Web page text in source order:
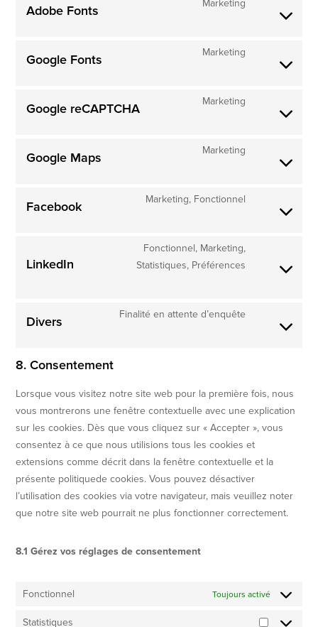
Adobe Fonts Marketing
Google Fonts Marketing
Google reCAPTCHA Marketing
Google Maps Marketing
Facebook Marketing, Fonctionnel
LinkedIn
Fonctionnel, Marketing,
Statistiques, Préférences
Divers Finalité en attente d’enquête
8. Consentement
Lorsque vous visitez notre site web pour la première fois, nous
vous montrerons une fenêtre contextuelle avec une explication
sur les cookies. Dès que vous cliquez sur « Accepter », vous
consentez à ce que nous utilisions tous les cookies et
extensions comme décrit dans la fenêtre contextuelle et la
présente politiquede cookies. Vous pouvez désactiver
l’utilisation des cookies via votre navigateur, mais veuillez noter
que notre site web pourrait ne plus fonctionner correctement.
8.1 Gérez vos réglages de consentement
Fonctionnel Toujours activé
Statistiques